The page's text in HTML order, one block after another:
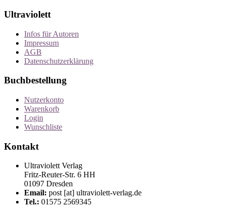
Ultraviolett
Infos für Autoren
Impressum
AGB
Datenschutzerklärung
Buchbestellung
Nutzerkonto
Warenkorb
Login
Wunschliste
Kontakt
Ultraviolett Verlag
Fritz-Reuter-Str. 6 HH
01097 Dresden
Email: post [at] ultraviolett-verlag.de
Tel.: 01575 2569345